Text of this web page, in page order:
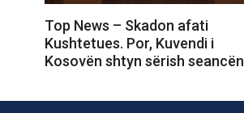
Top News – Skadon afati
Kushtetues. Por, Kuvendi i
Kosovën shtyn sërish seancën